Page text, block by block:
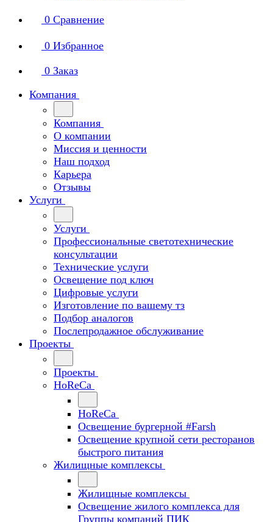
0 Сравнение
0 Избранное
0 Заказ
Компания
Компания
О компании
Миссия и ценности
Наш подход
Карьера
Отзывы
Услуги
Услуги
Профессиональные светотехнические
консультации
Технические услуги
Освещение под ключ
Цифровые услуги
Изготовление по вашему тз
Подбор аналогов
Послепродажное обслуживание
Проекты
Проекты
HoReCa
HoReCa
Освещение бургерной #Farsh
Освещение крупной сети ресторанов
быстрого питания
Жилищные комплексы
Жилищные комплексы
Освещение жилого комплекса для
Группы компаний ПИК